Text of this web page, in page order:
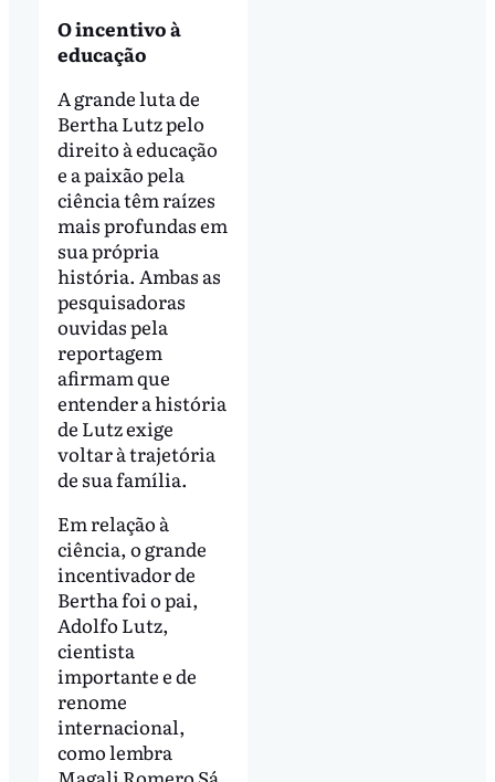
O incentivo à
educação
A grande luta de
Bertha Lutz pelo
direito à educação
e a paixão pela
ciência têm raízes
mais profundas em
sua própria
história. Ambas as
pesquisadoras
ouvidas pela
reportagem
afirmam que
entender a história
de Lutz exige
voltar à trajetória
de sua família.
Em relação à
ciência, o grande
incentivador de
Bertha foi o pai,
Adolfo Lutz,
cientista
importante e de
renome
internacional,
como lembra